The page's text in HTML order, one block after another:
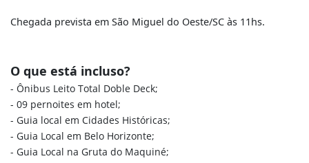
Chegada prevista em São Miguel do Oeste/SC às 11hs.
O que está incluso?
- Ônibus Leito Total Doble Deck;
- 09 pernoites em hotel;
- Guia local em Cidades Históricas;
- Guia Local em Belo Horizonte;
- Guia Local na Gruta do Maquiné;